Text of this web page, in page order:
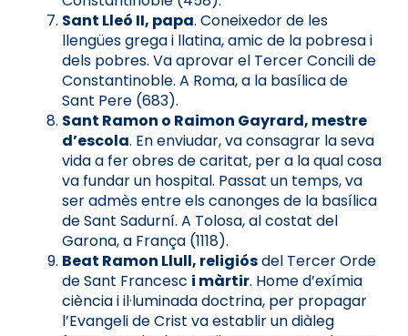
Sant Lleó II, papa. Coneixedor de les
llengües grega i llatina, amic de la pobresa i
dels pobres. Va aprovar el Tercer Concili de
Constantinoble. A Roma, a la basílica de
Sant Pere (683).
Sant Ramon o Raimon Gayrard, mestre
d’escola. En enviudar, va consagrar la seva
vida a fer obres de caritat, per a la qual cosa
va fundar un hospital. Passat un temps, va
ser admès entre els canonges de la basílica
de Sant Sadurní. A Tolosa, al costat del
Garona, a França (1118).
Beat Ramon Llull, religiósdel Tercer Orde
de Sant Francesc i màrtir. Home d’exímia
ciència i il·luminada doctrina, per propagar
l’Evangeli de Crist va establir un diàleg